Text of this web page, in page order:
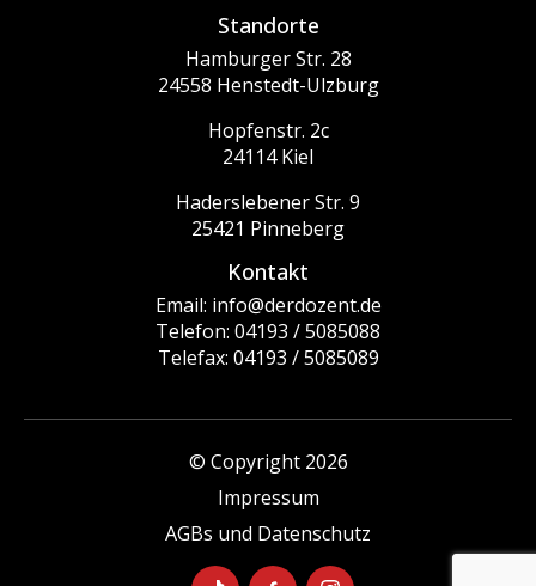
Standorte
Hamburger Str. 28
24558 Henstedt-Ulzburg
Hopfenstr. 2c
24114 Kiel
Haderslebener Str. 9
25421 Pinneberg
Kontakt
Email: info@derdozent.de
Telefon: 04193 / 5085088
Telefax: 04193 / 5085089
© Copyright 2026
Impressum
AGBs und Datenschutz